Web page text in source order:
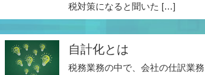
税対策になると聞いた […]
自計化とは
税務業務の中で、会社の仕訳業務